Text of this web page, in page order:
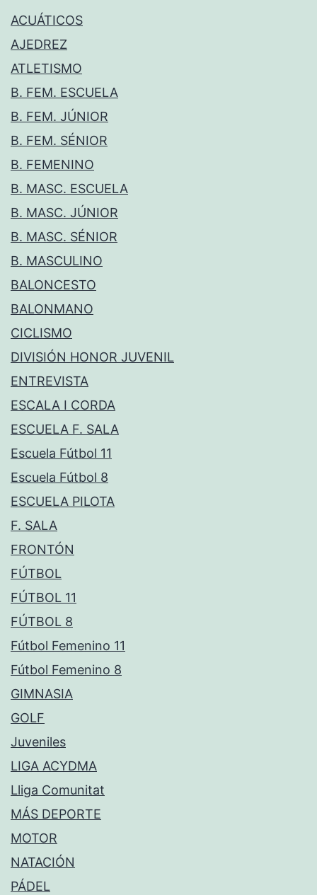
ACUÁTICOS
AJEDREZ
ATLETISMO
B. FEM. ESCUELA
B. FEM. JÚNIOR
B. FEM. SÉNIOR
B. FEMENINO
B. MASC. ESCUELA
B. MASC. JÚNIOR
B. MASC. SÉNIOR
B. MASCULINO
BALONCESTO
BALONMANO
CICLISMO
DIVISIÓN HONOR JUVENIL
ENTREVISTA
ESCALA I CORDA
ESCUELA F. SALA
Escuela Fútbol 11
Escuela Fútbol 8
ESCUELA PILOTA
F. SALA
FRONTÓN
FÚTBOL
FÚTBOL 11
FÚTBOL 8
Fútbol Femenino 11
Fútbol Femenino 8
GIMNASIA
GOLF
Juveniles
LIGA ACYDMA
Lliga Comunitat
MÁS DEPORTE
MOTOR
NATACIÓN
PÁDEL